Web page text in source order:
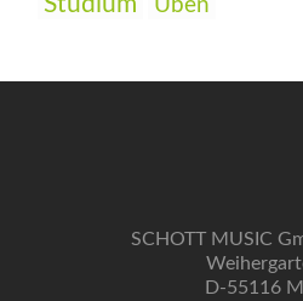
Üben
SCHOTT MUSIC
D-55116